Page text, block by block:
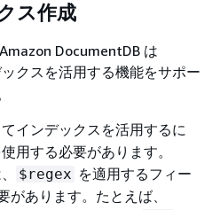
ス作成
DocumentDB は
クスを活用する機能をサポー
インデックスを活用するに
用する必要があります。
$regex を適用するフィー
があります。たとえば、